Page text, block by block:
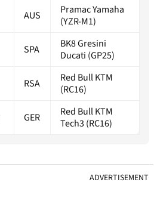
AUS
Pramac Yamaha
(YZR-M1)
SPA
BK8 Gresini
Ducati (GP25)
RSA
Red Bull KTM
(RC16)
GER
Red Bull KTM
Tech3 (RC16)
ADVERTISEMENT